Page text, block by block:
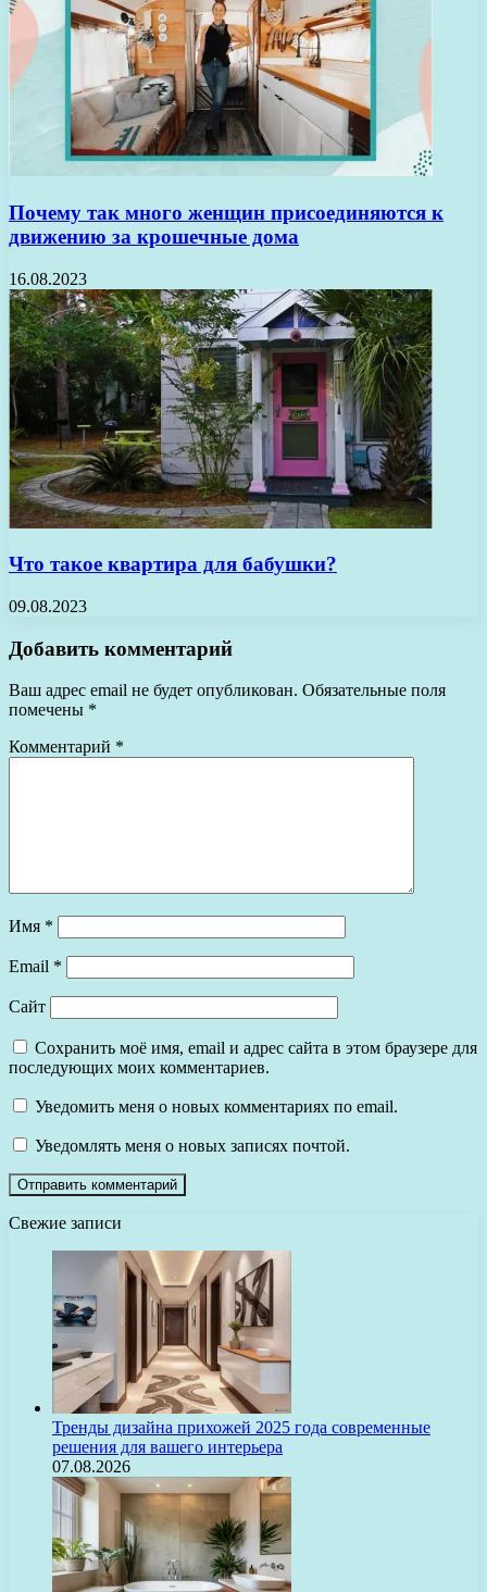
Почему так много женщин присоединяются к
движению за крошечные дома
16.08.2023
Что такое квартира для бабушки?
09.08.2023
Добавить комментарий
Ваш адрес email не будет опубликован. Обязательные поля
помечены *
Комментарий *
Имя *
Email *
Сайт
Сохранить моё имя, email и адрес сайта в этом браузере для
последующих моих комментариев.
Уведомить меня о новых комментариях по email.
Уведомлять меня о новых записях почтой.
Свежие записи
Тренды дизайна прихожей 2025 года современные
решения для вашего интерьера
07.08.2026